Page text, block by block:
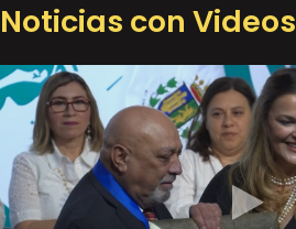
Noticias con Videos